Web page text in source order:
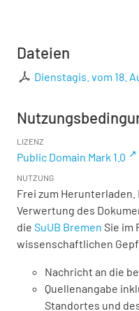
Dateien
Dienstagis. vom 18.
LIZENZ
Public Domain Mark 1.0
NUTZUNG
Frei zum
Verwertung des
die SuUB Bremen Sie im
wissenschaftlichen
Nachricht an die
Quellenangabe
Standortes und